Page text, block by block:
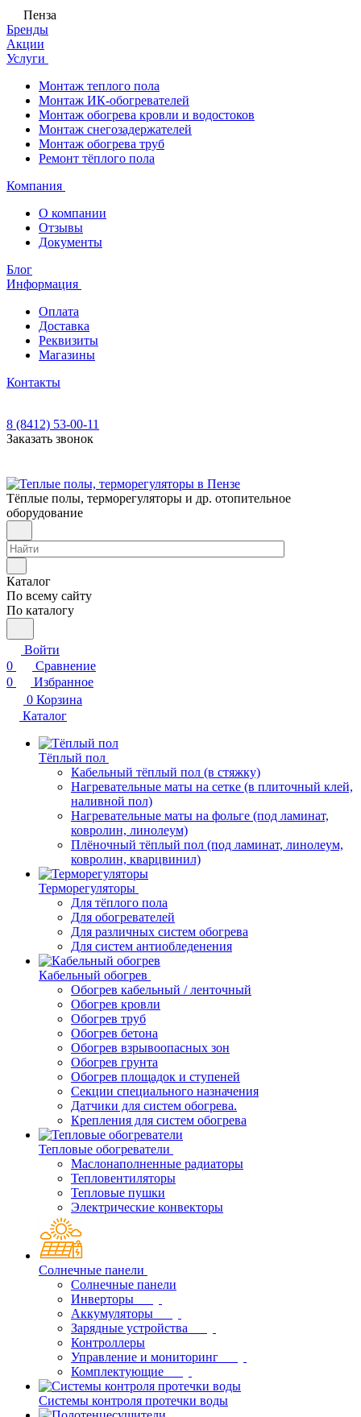
Пенза
Бренды
Акции
Услуги
Монтаж теплого пола
Монтаж ИК-обогревателей
Монтаж обогрева кровли и водостоков
Монтаж снегозадержателей
Монтаж обогрева труб
Ремонт тёплого пола
Компания
О компании
Отзывы
Документы
Блог
Информация
Оплата
Доставка
Реквизиты
Магазины
Контакты
8 (8412) 53-00-11
Заказать звонок
Тёплые полы, терморегуляторы и др. отопительное
оборудование
Каталог
По всему сайту
По каталогу
Войти
0
Сравнение
0
Избранное
0 Корзина
Каталог
Тёплый пол
Кабельный тёплый пол (в стяжку)
Нагревательные маты на сетке (в плиточный клей,
наливной пол)
Нагревательные маты на фольге (под ламинат,
ковролин, линолеум)
Плёночный тёплый пол (под ламинат, линолеум,
ковролин, кварцвинил)
Терморегуляторы
Для тёплого пола
Для обогревателей
Для различных систем обогрева
Для систем антиобледенения
Кабельный обогрев
Обогрев кабельный / ленточный
Обогрев кровли
Обогрев труб
Обогрев бетона
Обогрев взрывоопасных зон
Обогрев грунта
Обогрев площадок и ступеней
Секции специального назначения
Датчики для систем обогрева.
Крепления для систем обогрева
Тепловые обогреватели
Маслонаполненные радиаторы
Тепловентиляторы
Тепловые пушки
Электрические конвекторы
Солнечные панели
Солнечные панели
Инверторы
Аккумуляторы
Зарядные устройства
Контроллеры
Управление и мониторинг
Комплектующие
Системы контроля протечки воды